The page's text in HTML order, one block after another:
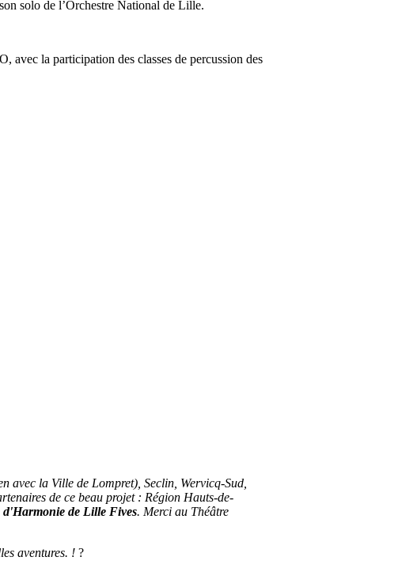
solo de l’Orchestre National de Lille.
la participation des classes de percussion des
avec la Ville de Lompret), Seclin, Wervicq-Sud,
de ce beau projet : Région Hauts-de-
d'Harmonie de Lille Fives. Merci au Théâtre
aventures. ! ?